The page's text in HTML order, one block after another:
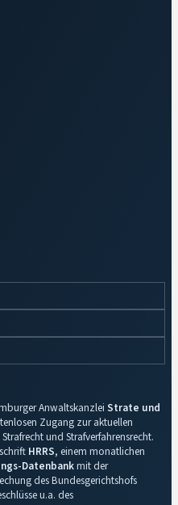
Anwaltskanzlei Strate und
Zugang zur aktuellen
und Strafverfahrensrecht.
HRRS, einem monatlichen
Datenbankmit der
des Bundesgerichtshofs
u.a. des